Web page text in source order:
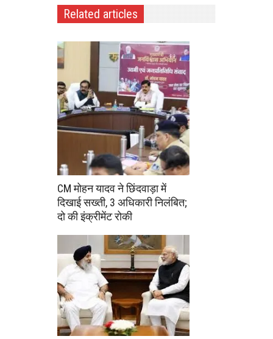
Related articles
CM मोहन यादव ने छिंदवाड़ा में
दिखाई सख्ती, 3 अधिकारी निलंबित;
दो की इंक्रीमेंट रोकी